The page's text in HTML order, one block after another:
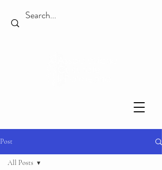
Post
All Posts